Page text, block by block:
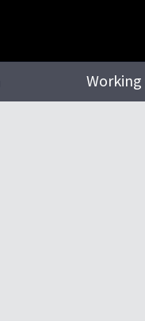
Working